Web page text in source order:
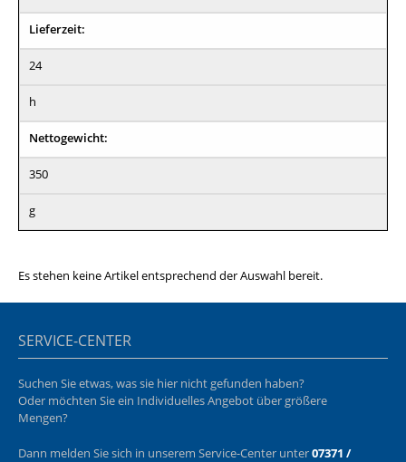
Lieferzeit:
24
h
Nettogewicht:
350
g
Es stehen keine Artikel entsprechend der Auswahl bereit.
SERVICE-CENTER
Suchen Sie etwas, was sie hier nicht gefunden haben?
Oder möchten Sie ein Individuelles Angebot über größere
Mengen?
Dann melden Sie sich in unserem Service-Center unter07371 /